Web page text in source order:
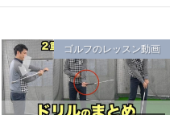
ゴルフのレッスン動画